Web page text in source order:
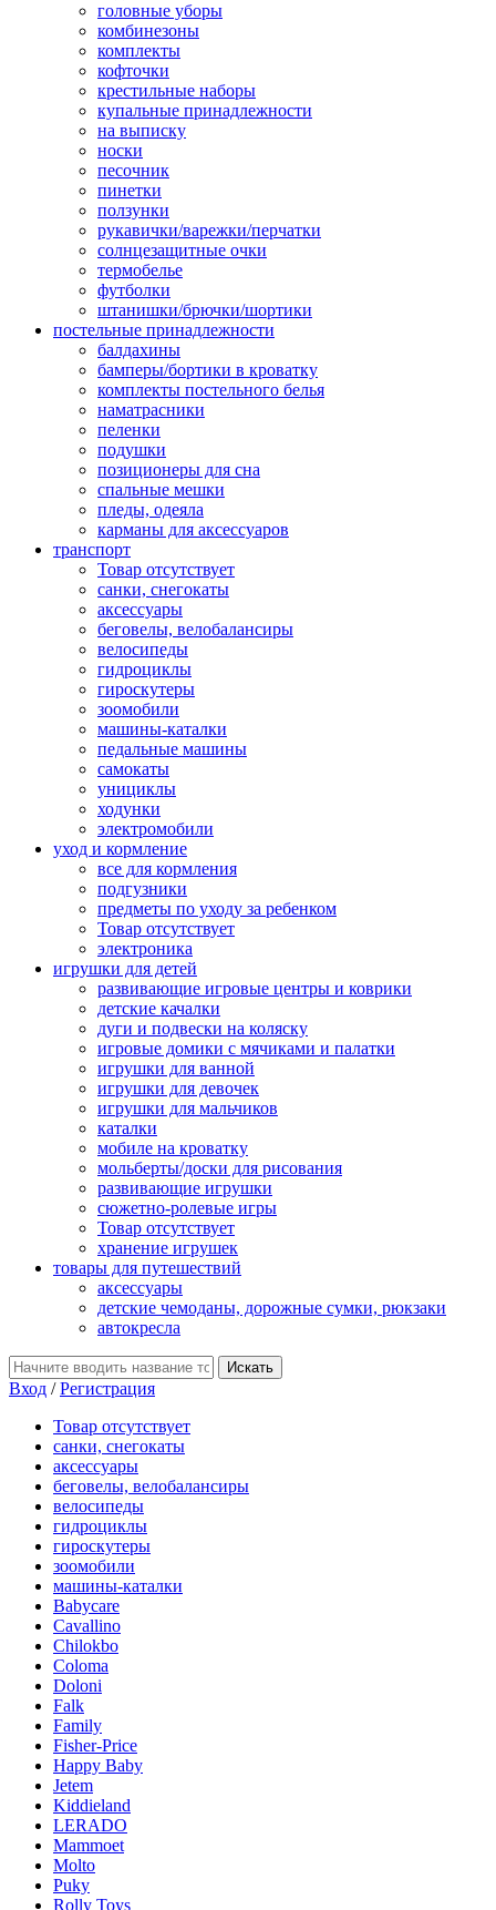
головные уборы
комбинезоны
комплекты
кофточки
крестильные наборы
купальные принадлежности
на выписку
носки
песочник
пинетки
ползунки
рукавички/варежки/перчатки
солнцезащитные очки
термобелье
футболки
штанишки/брючки/шортики
постельные принадлежности
балдахины
бамперы/бортики в кроватку
комплекты постельного белья
наматрасники
пеленки
подушки
позиционеры для сна
спальные мешки
пледы, одеяла
карманы для аксеcсуаров
транспорт
Товар отсутствует
санки, снегокаты
аксессуары
беговелы, велобалансиры
велосипеды
гидроциклы
гироскутеры
зоомобили
машины-каталки
педальные машины
самокаты
унициклы
ходунки
электромобили
уход и кормление
все для кормления
подгузники
предметы по уходу за ребенком
Товар отсутствует
электроника
игрушки для детей
развивающие игровые центры и коврики
детские качалки
дуги и подвески на коляску
игровые домики с мячиками и палатки
игрушки для ванной
игрушки для девочек
игрушки для мальчиков
каталки
мобиле на кроватку
мольберты/доски для рисования
развивающие игрушки
сюжетно-ролевые игры
Товар отсутствует
хранение игрушек
товары для путешествий
аксессуары
детские чемоданы, дорожные сумки, рюкзаки
автокресла
Вход /Регистрация
Товар отсутствует
санки, снегокаты
аксессуары
беговелы, велобалансиры
велосипеды
гидроциклы
гироскутеры
зоомобили
машины-каталки
Babycare
Cavallino
Chilokbo
Coloma
Doloni
Falk
Family
Fisher-Price
Happy Baby
Jetem
Kiddieland
LERADO
Mammoet
Molto
Puky
Rolly Toys